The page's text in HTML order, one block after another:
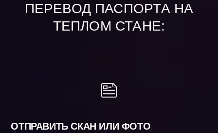
ПЕРЕВОД ПАСПОРТА НА
ТЕПЛОМ СТАНЕ:
ОТПРАВИТЬ СКАН ИЛИ ФОТО